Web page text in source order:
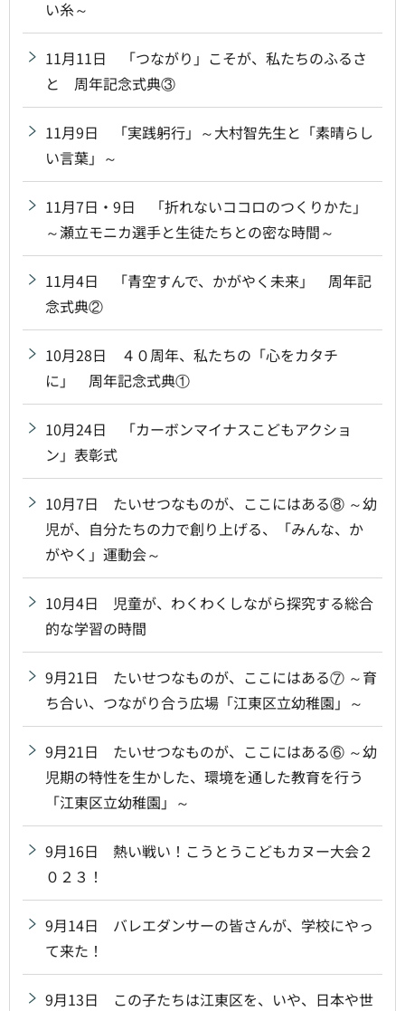
い糸～
11月11日 「つながり」こそが、私たちのふるさ
と 周年記念式典③
11月9日 「実践躬行」～大村智先生と「素晴らし
い言葉」～
11月7日・9日 「折れないココロのつくりかた」
～瀬立モニカ選手と生徒たちとの密な時間～
11月4日 「青空すんで、かがやく未来」 周年記
念式典②
10月28日 ４０周年、私たちの「心をカタチ
に」 周年記念式典①
10月24日 「カーボンマイナスこどもアクショ
ン」表彰式
10月7日 たいせつなものが、ここにはある⑧ ～幼
児が、自分たちの力で創り上げる、「みんな、か
がやく」運動会～
10月4日 児童が、わくわくしながら探究する総合
的な学習の時間
9月21日 たいせつなものが、ここにはある⑦ ～育
ち合い、つながり合う広場「江東区立幼稚園」～
9月21日 たいせつなものが、ここにはある⑥ ～幼
児期の特性を生かした、環境を通した教育を行う
「江東区立幼稚園」～
9月16日 熱い戦い！こうとうこどもカヌー大会２
０２３！
9月14日 バレエダンサーの皆さんが、学校にやっ
て来た！
9月13日 この子たちは江東区を、いや、日本や世